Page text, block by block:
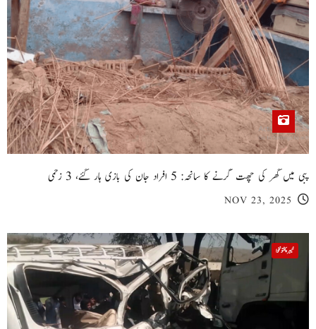
پبی میں گھر کی چھت گرنے کا سانحہ: 5 افراد جان کی بازی ہار گئے، 3 زخمی
NOV 23, 2025
خیبر پختونخوا